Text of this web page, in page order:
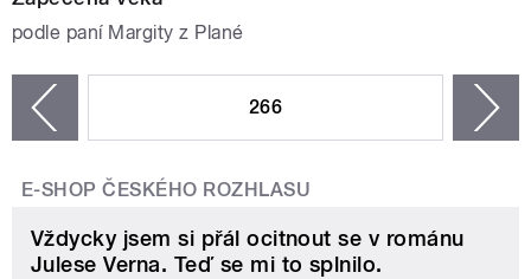
podle paní Margity z Plané
266
E-SHOP ČESKÉHO ROZHLASU
Vždycky jsem si přál ocitnout se v románu
Julese Verna. Teď se mi to splnilo.